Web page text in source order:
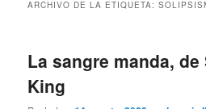
ARCHIVO DE LA ETIQUETA:
La sangre manda, de
King